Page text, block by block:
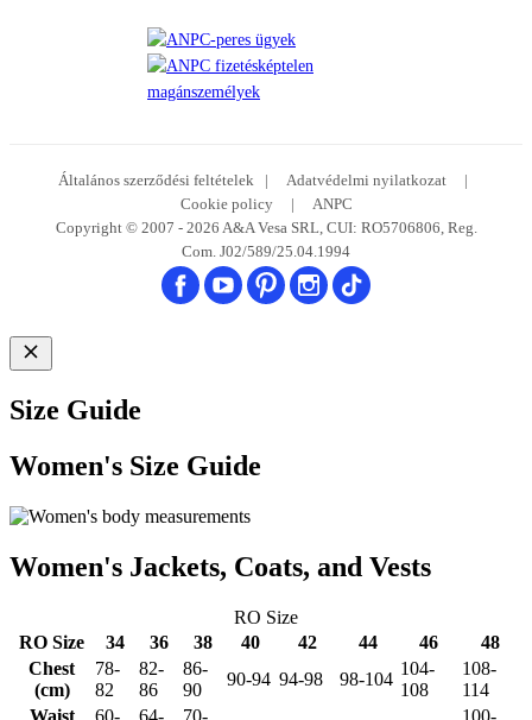
Általános szerződési feltételek | Adatvédelmi nyilatkozat
|
Cookie policy
|
ANPC
Copyright © 2007 - 2026 A&A Vesa SRL, CUI: RO5706806, Reg.
Com. J02/589/25.04.1994
Size Guide
Women's Size Guide
Women's Jackets, Coats, and Vests
RO Size
RO Size
34 36 38 40 42 44 46
48
Chest
(cm)
78-
82
82-
86
86-
90
90-94 94-98 98-104
104-
108
108-
114
Waist
60- 64- 70- 100-